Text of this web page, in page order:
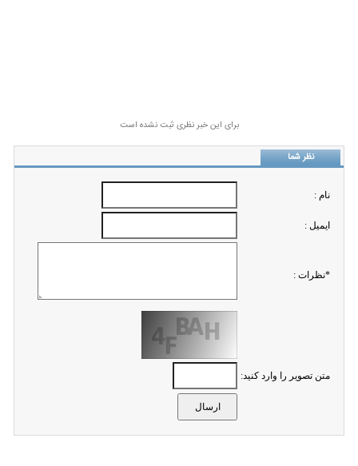
برای این خبر نظری ثبت نشده است
نظر شما
نام :
ايميل :
*نظرات :
متن تصویر را وارد کنید: